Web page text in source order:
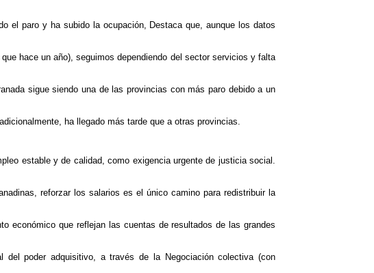
el paro y ha subido la ocupación, Destaca que,aunque los datos
hace un año), seguimos dependiendo del sector servicios y falta
sigue siendo una de las provincias con más paro debido a un
ha llegado más tarde que a otras provincias.
estable y de calidad, como exigencia urgente de justicia social.
reforzar los salarios es el único camino para redistribuir la
económico que reflejan las cuentas de resultados de las grandes
del poder adquisitivo, a través de la Negociación colectiva (con